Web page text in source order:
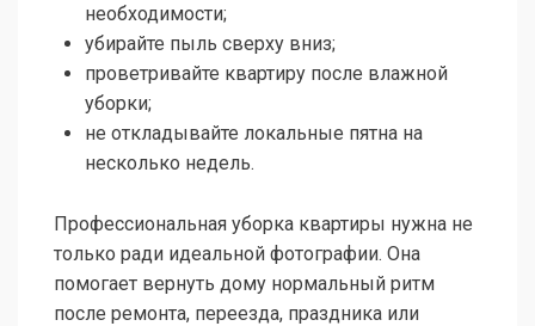
необходимости;
убирайте пыль сверху вниз;
проветривайте квартиру после влажной
уборки;
не откладывайте локальные пятна на
несколько недель.
Профессиональная уборка квартиры нужна не
только ради идеальной фотографии. Она
помогает вернуть дому нормальный ритм
после ремонта, переезда, праздника или